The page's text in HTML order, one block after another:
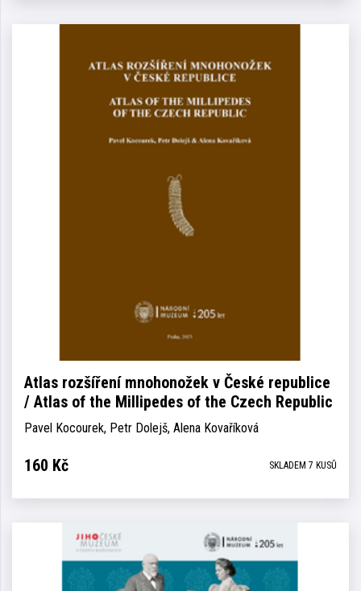
Atlas rozšíření mnohonožek v České republice
/ Atlas of the Millipedes of the Czech Republic
Pavel Kocourek, Petr Dolejš, Alena Kovaříková
160 Kč SKLADEM 7 KUSŮ